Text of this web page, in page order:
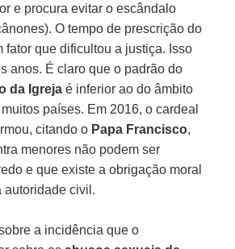
e procura evitar o escândalo
O tempo de prescrição do
fator que dificultou a justiça. Isso
anos. É claro que o padrão do
da Igreja é inferior ao do âmbito
países. Em 2016, o cardeal
citando o Papa Francisco,
menores não podem ser
e que existe a obrigação moral
autoridade civil.
a incidência que o